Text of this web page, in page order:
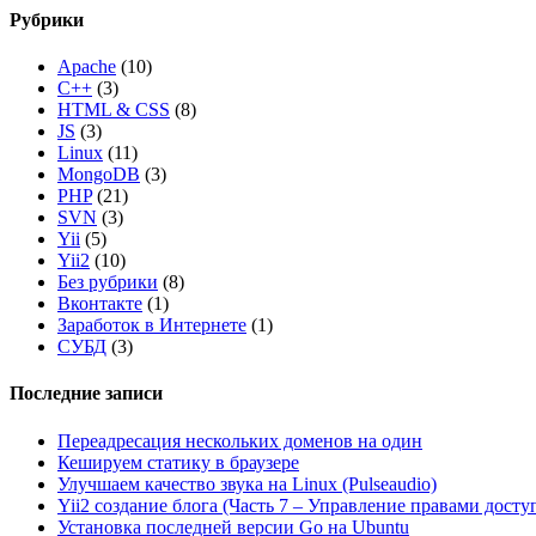
Рубрики
Apache (10)
C++ (3)
HTML & CSS (8)
JS (3)
Linux (11)
MongoDB (3)
PHP(21)
SVN (3)
Yii (5)
Yii2 (10)
Без рубрики (8)
Вконтакте (1)
Заработок в Интернете (1)
СУБД (3)
Последние записи
Переадресация нескольких доменов на один
Кешируем статику в браузере
Улучшаем качество звука на Linux (Pulseaudio)
Yii2 создание блога (Часть 7 – Управление правами
Установка последней версии Go на Ubuntu